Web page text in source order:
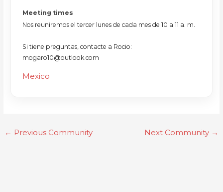
Meeting times
Nos reuniremos el tercer lunes de cada mes de 10 a 11 a. m.
Si tiene preguntas, contacte a Rocio:
mogaro10@outlook.com
Mexico
← Previous Community Next Community →